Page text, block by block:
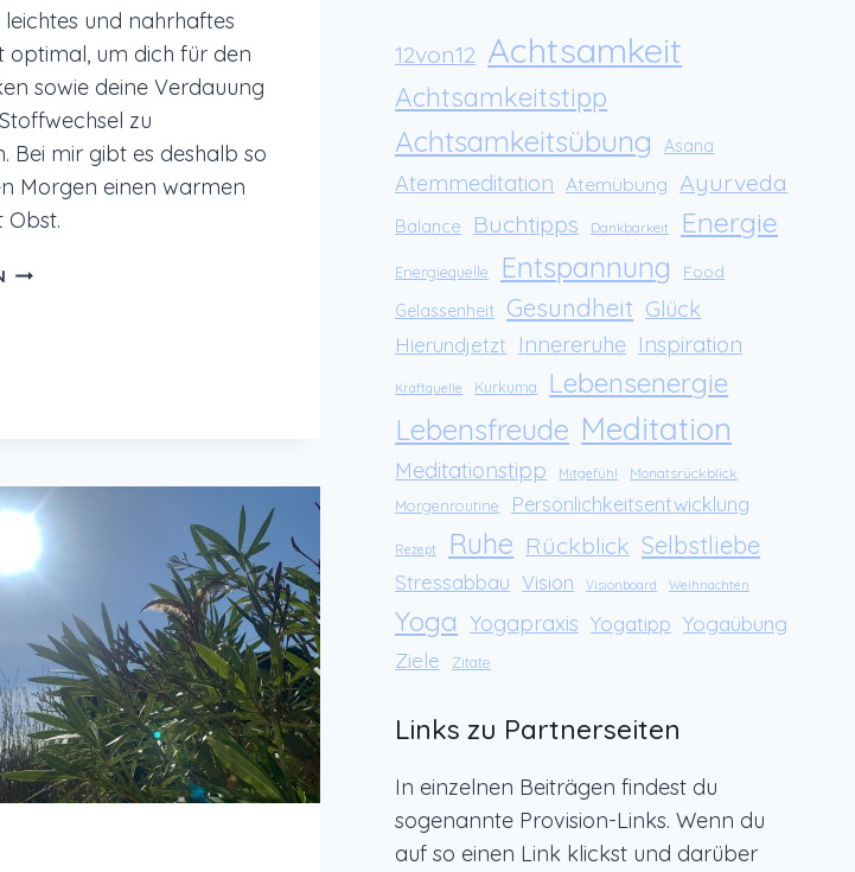
leichtes und nahrhaftes
optimal, um dich für den
sowie deine Verdauung
zu
Bei mir gibt es deshalb so
Morgen einen warmen
Obst.
AYURVEDISCHES
12von12 Achtsamkeit
Achtsamkeitstipp
Achtsamkeitsübung Asana
Atemmeditation Atemübung Ayurveda
Balance Buchtipps Dankbarkeit Energie
Energiequelle Entspannung Food
Gelassenheit Gesundheit Glück
Hierundjetzt Innereruhe Inspiration
Kraftquelle Kurkuma Lebensenergie
Lebensfreude Meditation
Meditationstipp Mitgefühl Monatsrückblick
Morgenroutine Persönlichkeitsentwicklung
Rezept Ruhe Rückblick Selbstliebe
Stressabbau Vision Visionboard Weihnachten
Yoga Yogapraxis Yogatipp Yogaübung
Ziele
Zitate
Links zu Partnerseiten
In einzelnen Beiträgen findest du
sogenannte Provision-Links. Wenn du
auf so einen Link klickst und darüber